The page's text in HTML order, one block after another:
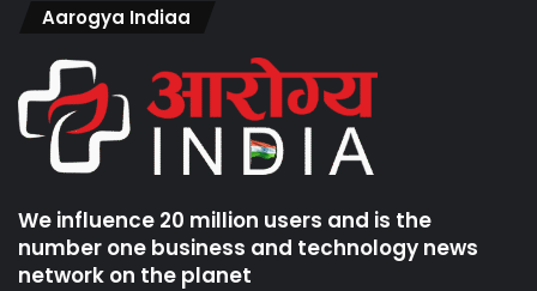
Aarogya Indiaa
We influence 20 million users and is the
number one business and technology news
network on the planet